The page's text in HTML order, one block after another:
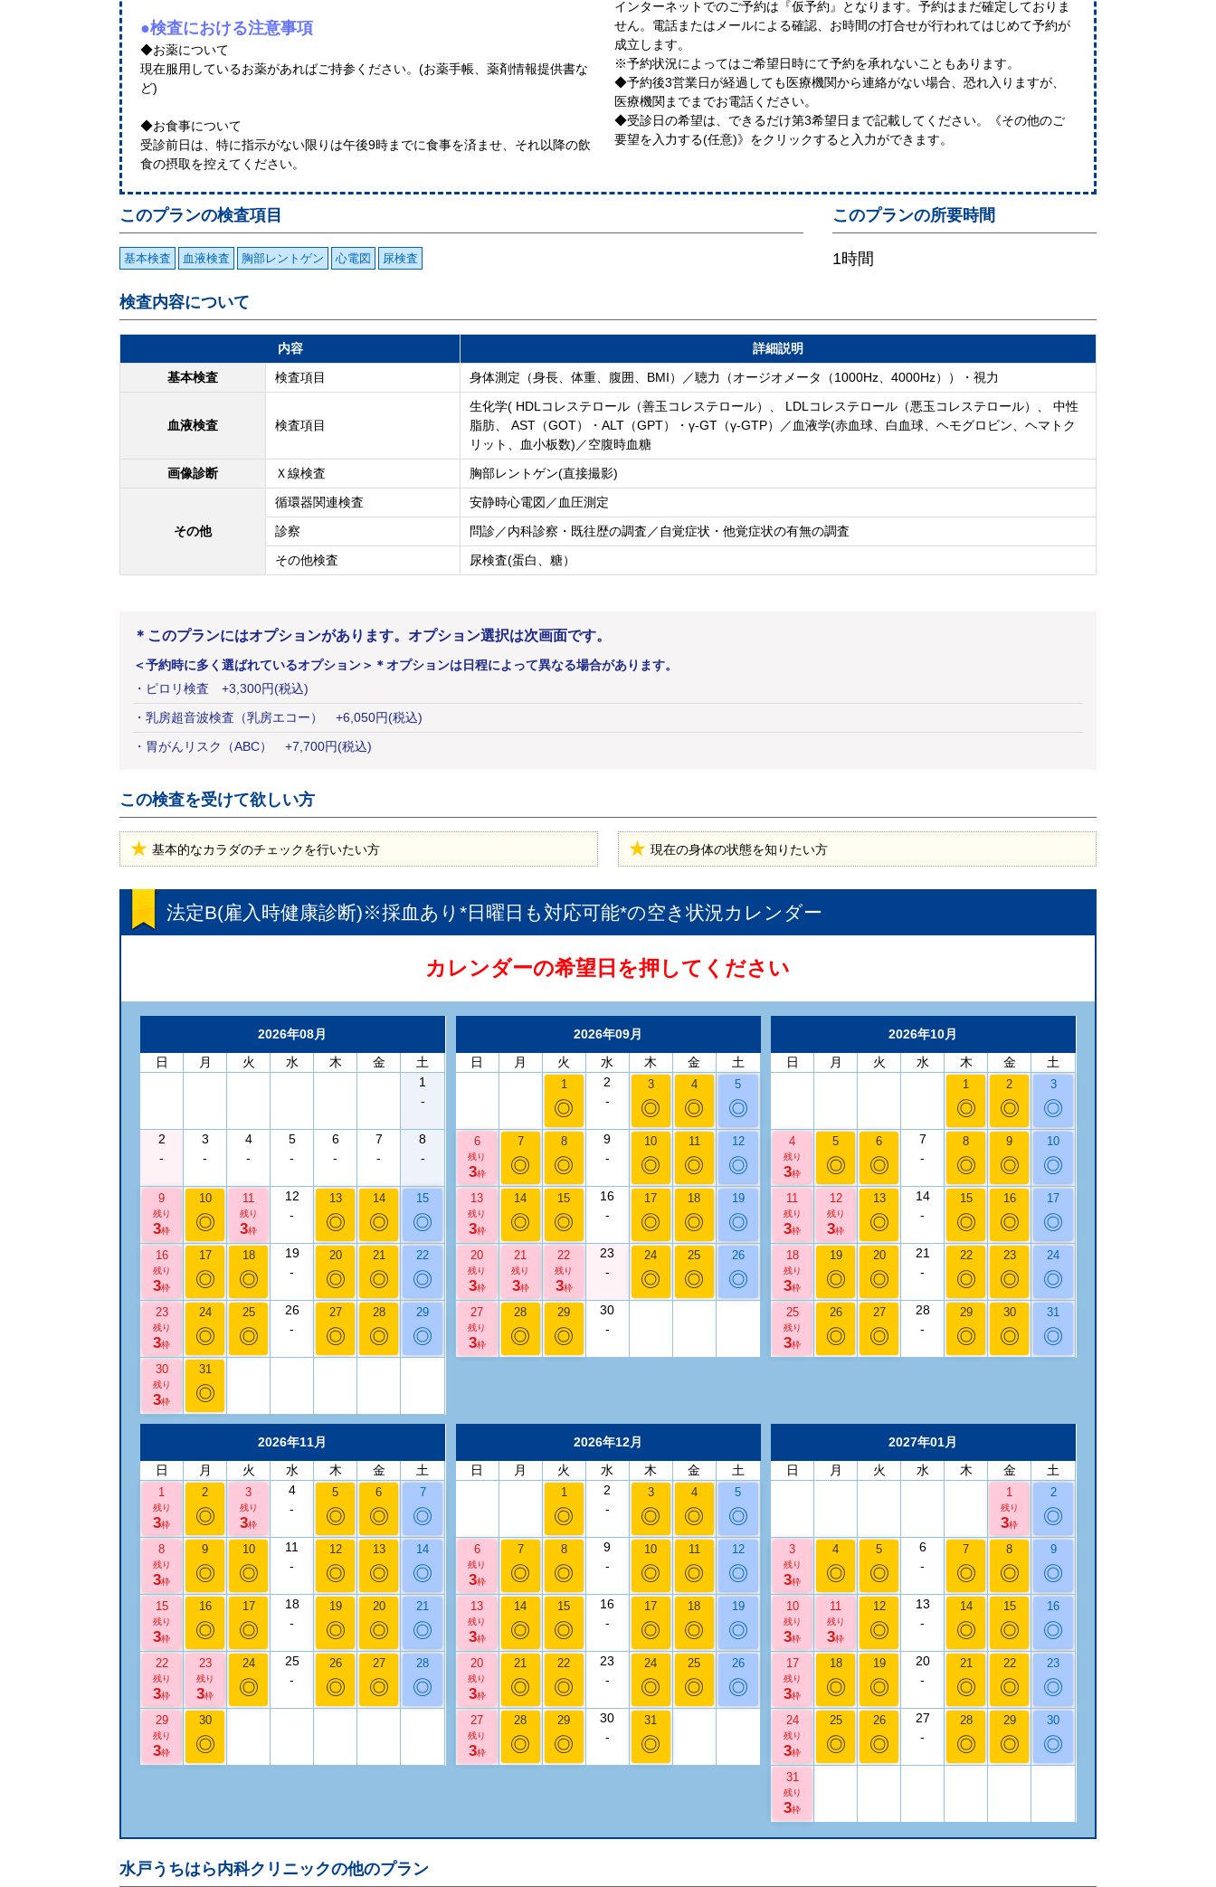
●検査における注意事項
◆お薬について
現在服用しているお薬があればご持参ください。(お薬手帳、薬剤情報提供書な
ど)
◆お食事について
受診前日は、特に指示がない限りは午後9時までに食事を済ませ、それ以降の飲
食の摂取を控えてください。
インターネットでのご予約は『仮予約』となります。予約はまだ確定しておりま
せん。電話またはメールによる確認、お時間の打合せが行われてはじめて予約が
成立します。
※予約状況によってはご希望日時にて予約を承れないこともあります。
◆予約後3営業日が経過しても医療機関から連絡がない場合、恐れ入りますが、
医療機関までまでお電話ください。
◆受診日の希望は、できるだけ第3希望日まで記載してください。《その他のご
要望を入力する(任意)》をクリックすると入力ができます。
このプランの所要時間
1時間
このプランの検査項目
基本検査 血液検査 胸部レントゲン 心電図 尿検査
検査内容について
内容
詳細説明
基本検査
検査項目 身体測定（身長、体重、腹囲、BMI）／聴力（オージオメータ（1000Hz、4000Hz））・視力
血液検査 検査項目
生化学( HDLコレステロール（善玉コレステロール）、 LDLコレステロール（悪玉コレステロール）、 中性
脂肪、 AST（GOT）・ALT（GPT）・γ-GT（γ-GTP）／血液学(赤血球、白血球、ヘモグロビン、ヘマトク
リット、血小板数)／空腹時血糖
画像診断
Ｘ線検査 胸部レントゲン(直接撮影)
その他
循環器関連検査
安静時心電図／血圧測定
診察
問診／内科診察・既往歴の調査／自覚症状・他覚症状の有無の調査
その他検査
尿検査(蛋白、糖）
＊このプランにはオプションがあります。オプション選択は次画面です。
＜予約時に多く選ばれているオプション＞ ＊オプションは日程によって異なる場合があります。
・ ピロリ検査 +3,300円(税込)
・ 乳房超音波検査（乳房エコー） +6,050円(税込)
・ 胃がんリスク（ABC） +7,700円(税込)
この検査を受けて欲しい方
基本的なカラダのチェックを行いたい方 現在の身体の状態を知りたい方
法定B(雇入時健康診断)※採血あり*日曜日も対応可能*の空き状況カレンダー
カレンダーの希望日を押してください
2026年08月
日
月 火 水 木 金
土
1
-
2
-
3
-
4
-
5
-
6
-
7
-
8
-
9
残り
3枠
10
◎
11
残り
3枠
12
-
13
◎
14
◎
15
◎
16
残り
3枠
17
◎
18
◎
19
-
20
◎
21
◎
22
◎
23
残り
3枠
24
◎
25
◎
26
-
27
◎
28
◎
29
◎
30
残り
3枠
31
◎
2026年09月
日
月 火 水 木 金 土
1
◎
2
-
3
◎
4
◎
5
◎
6
残り
3枠
7
◎
8
◎
9
-
10
◎
11
◎
12
◎
13
残り
3枠
14
◎
15
◎
16
-
17
◎
18
◎
19
◎
20
残り
3枠
21
残り
3枠
22
残り
3枠
23
-
24
◎
25
◎
26
◎
27
残り
3枠
28
◎
29
◎
30
-
2026年10月
日
月 火 水 木 金 土
1
◎
2
◎
3
◎
4
残り
3枠
5
◎
6
◎
7
-
8
◎
9
◎
10
◎
11
残り
3枠
12
残り
3枠
13
◎
14
-
15
◎
16
◎
17
◎
18
残り
3枠
19
◎
20
◎
21
-
22
◎
23
◎
24
◎
25
残り
3枠
26
◎
27
◎
28
-
29
◎
30
◎
31
◎
2026年11月
日
月 火 水 木 金 土
1
残り
3枠
2
◎
3
残り
3枠
4
-
5
◎
6
◎
7
◎
8
残り
3枠
9
◎
10
◎
11
-
12
◎
13
◎
14
◎
15
残り
3枠
16
◎
17
◎
18
-
19
◎
20
◎
21
◎
22
残り
3枠
23
残り
3枠
24
◎
25
-
26
◎
27
◎
28
◎
29
残り
3枠
30
◎
2026年12月
日
月 火 水 木 金 土
1
◎
2
-
3
◎
4
◎
5
◎
6
残り
3枠
7
◎
8
◎
9
-
10
◎
11
◎
12
◎
13
残り
3枠
14
◎
15
◎
16
-
17
◎
18
◎
19
◎
20
残り
3枠
21
◎
22
◎
23
-
24
◎
25
◎
26
◎
27
残り
3枠
28
◎
29
◎
30
-
31
◎
2027年01月
日
月 火 水 木 金 土
1
残り
3枠
2
◎
3
残り
3枠
4
◎
5
◎
6
-
7
◎
8
◎
9
◎
10
残り
3枠
11
残り
3枠
12
◎
13
-
14
◎
15
◎
16
◎
17
残り
3枠
18
◎
19
◎
20
-
21
◎
22
◎
23
◎
24
残り
3枠
25
◎
26
◎
27
-
28
◎
29
◎
30
◎
31
残り
3枠
水戸うちはら内科クリニックの他のプラン